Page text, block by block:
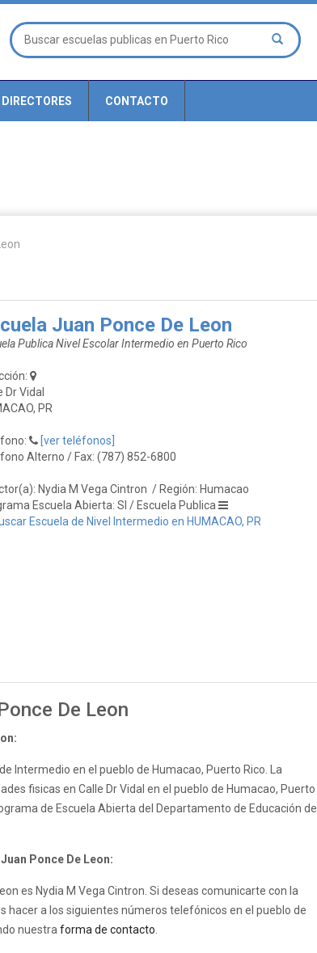
CONTACTO
Juan Ponce De Leon
Publica Nivel Escolar Intermedio en Puerto Rico
Dr Vidal
PR
[ver teléfonos]
Alterno / Fax: (787) 852-6800
Nydia M Vega Cintron / Región: Humacao
Escuela Abierta: SI / Escuela Publica
Escuela de Nivel Intermedio en HUMACAO, PR
De Leon
Intermedio en el pueblo de Humacao, Puerto Rico. La
fisicas en Calle Dr Vidal en el pueblo de Humacao, Puerto
de Escuela Abierta del Departamento de Educación de
Ponce De Leon:
es Nydia M Vega Cintron. Si deseas comunicarte con la
hacer a los siguientes números telefónicos en el pueblo de
nuestra forma de contacto